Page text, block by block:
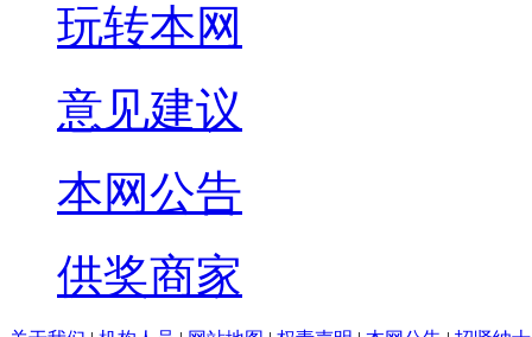
玩转本网
意见建议
本网公告
供奖商家